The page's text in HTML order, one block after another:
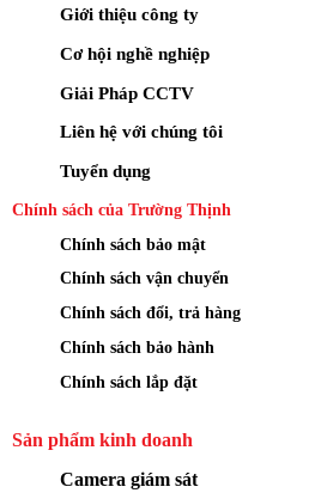
Giới thiệu công ty
Cơ hội nghề nghiệp
Giải Pháp CCTV
Liên hệ với chúng tôi
Tuyển dụng
Chính sách của Trường Thịnh
Chính sách bảo mật
Chính sách vận chuyển
Chính sách đổi, trả hàng
Chính sách bảo hành
Chính sách lắp đặt
Sản phẩm kinh doanh
Camera giám sát